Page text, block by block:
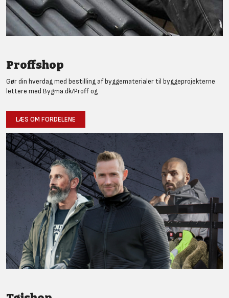
Proffshop
Gør din hverdag med bestilling af byggematerialer til byggeprojekterne
lettere med Bygma.dk/Proff og
LÆS OM FORDELENE